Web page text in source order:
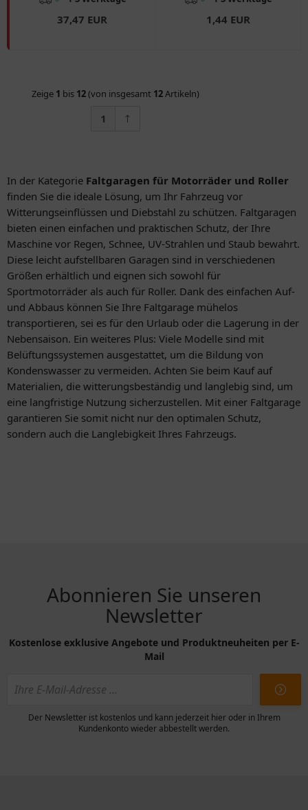
37,47 EUR 1,44 EUR
Zeige 1 bis 12(von insgesamt 12Artikeln)
1
In der Kategorie Faltgaragen für Motorräder und Roller
finden Sie die ideale Lösung, um Ihr Fahrzeug vor
Witterungseinflüssen und Diebstahl zu schützen. Faltgaragen
bieten einen einfachen und praktischen Schutz, der Ihre
Maschine vor Regen, Schnee, UV-Strahlen und Staub bewahrt.
Diese leicht aufstellbaren Garagen sind in verschiedenen
Größen erhältlich und eignen sich sowohl für
Sportmotorräder als auch für Roller. Dank des einfachen Auf-
und Abbaus können Sie Ihre Faltgarage mühelos
transportieren, sei es für den Urlaub oder die Lagerung in der
Nebensaison. Ein weiteres Plus: Viele Modelle sind mit
Belüftungssystemen ausgestattet, um die Bildung von
Kondenswasser zu vermeiden. Achten Sie beim Kauf auf
Materialien, die witterungsbeständig und langlebig sind, um
eine langfristige Nutzung sicherzustellen. Mit einer Faltgarage
garantieren Sie somit nicht nur den optimalen Schutz,
sondern auch die Langlebigkeit Ihres Fahrzeugs.
Abonnieren Sie unseren
Newsletter
Kostenlose exklusive Angebote und Produktneuheiten per E-
Mail
Der Newsletter ist kostenlos und kann jederzeit hier oder in Ihrem
Kundenkonto wieder abbestellt werden.